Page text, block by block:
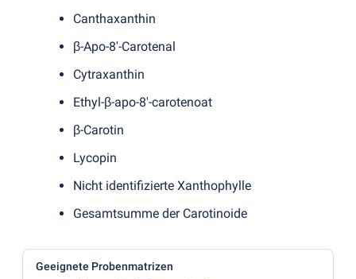
Canthaxanthin
β-Apo-8'-Carotenal
Cytraxanthin
Ethyl-β-apo-8'-carotenoat
β-Carotin
Lycopin
Nicht identifizierte Xanthophylle
Gesamtsumme der Carotinoide
Geeignete Probenmatrizen